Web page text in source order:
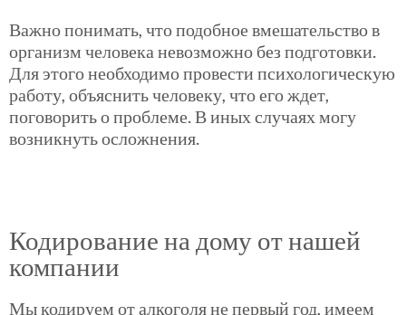
Важно понимать, что подобное вмешательство в
организм человека невозможно без подготовки.
Для этого необходимо провести психологическую
работу, объяснить человеку, что его ждет,
поговорить о проблеме. В иных случаях могу
возникнуть осложнения.
Кодирование на дому от нашей
компании
Мы кодируем от алкоголя не первый год, имеем